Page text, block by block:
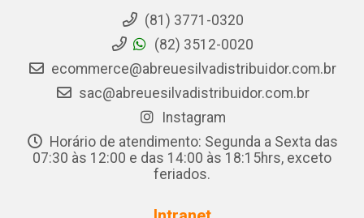
(81) 3771-0320
(82) 3512-0020
ecommerce@abreuesilvadistribuidor.com.br
sac@abreuesilvadistribuidor.com.br
Instagram
Horário de atendimento: Segunda a Sexta das
07:30 às 12:00 e das 14:00 às 18:15hrs, exceto
feriados.